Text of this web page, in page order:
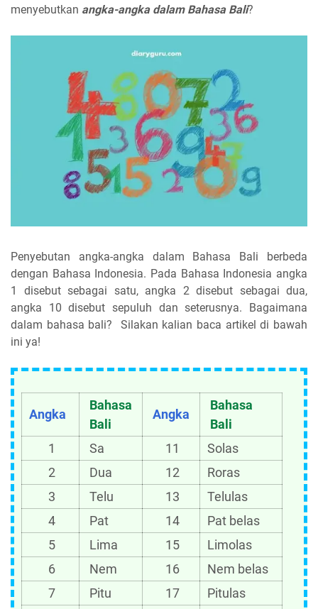
menyebutkan angka-angka dalam Bahasa Bali?
Penyebutan angka-angka dalam Bahasa Bali berbeda
dengan Bahasa Indonesia. Pada Bahasa Indonesia angka
1 disebut sebagai satu, angka 2 disebut sebagai dua,
angka 10 disebut sepuluh dan seterusnya. Bagaimana
dalam bahasa bali? Silakan kalian baca artikel di bawah
ini ya!
Angka
Bahasa
Bali
Angka
Bahasa
Bali
1
Sa 11
Solas
2
Dua 12
Roras
3
Telu 13
Telulas
4
Pat 14
Pat belas
5
Lima 15
Limolas
6
Nem 16
Nem belas
7
Pitu 17
Pitulas